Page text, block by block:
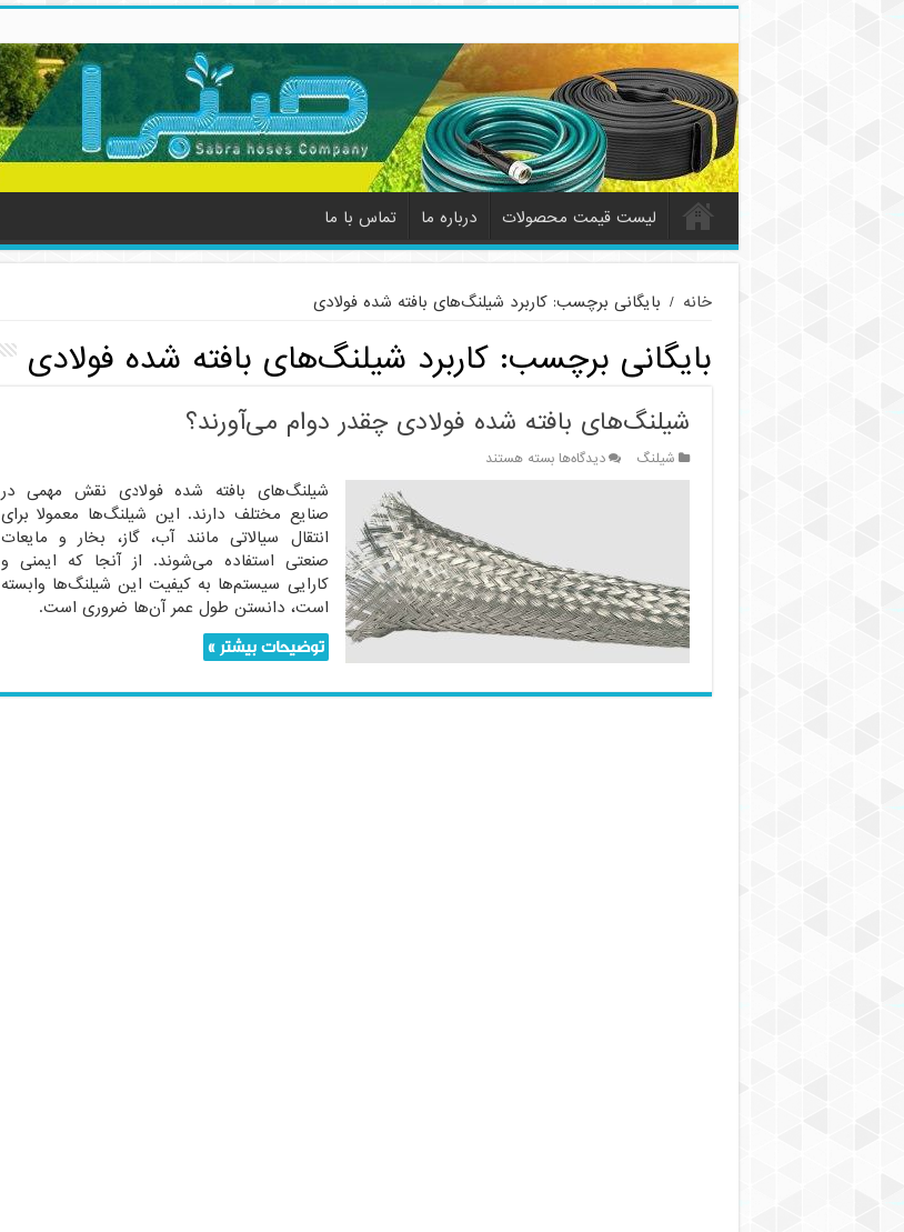
لیست قیمت محصولات درباره ما تماس با ما
خانه / بایگانی برچسب: کاربرد شیلنگ‌های بافته شده فولادی
بایگانی برچسب:کاربرد شیلنگ‌های بافته شده فولادی
شیلنگ‌های بافته شده فولادی چقدر دوام می‌آورند؟
شیلنگ دیدگاه‌هابرای
شیلنگ‌های
چقدر
دوام
می‌آورند؟
بسته هستند
شیلنگ‌های بافته شده فولادی نقش مهمی در
صنایع مختلف دارند. این شیلنگ‌ها معمولا برای
انتقال سیالاتی مانند آب، گاز، بخار و مایعات
صنعتی استفاده می‌شوند. از آنجا که ایمنی و
کارایی سیستم‌ها به کیفیت این شیلنگ‌ها وابسته
است، دانستن طول عمر آن‌ها ضروری است.
توضیحات بیشتر »